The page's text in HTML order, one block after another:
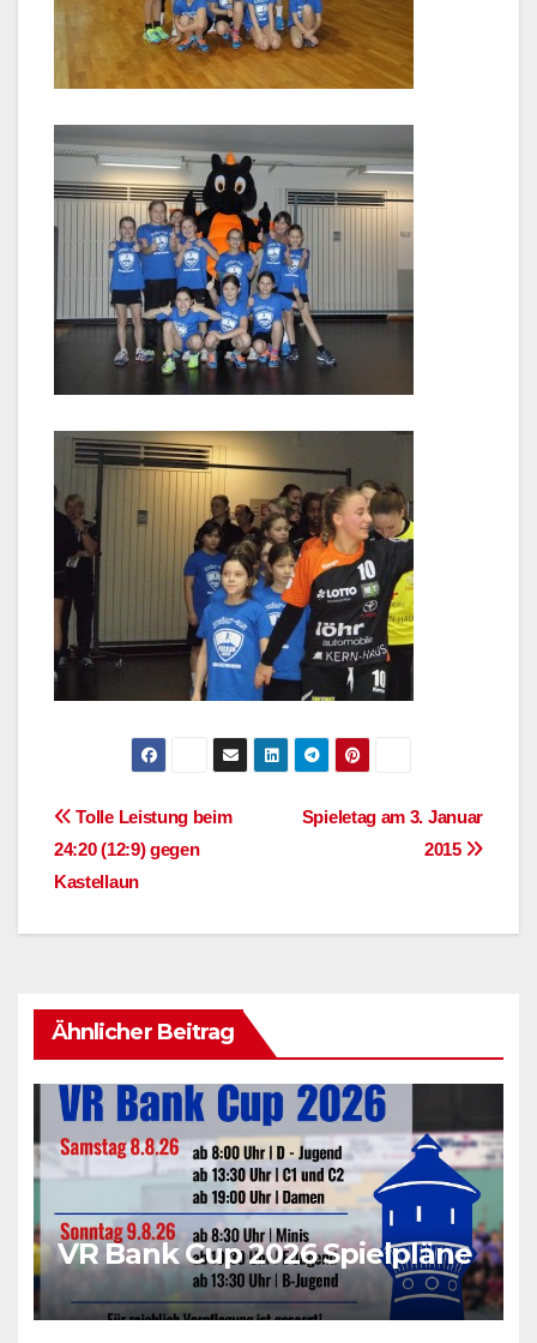
Beitragsnavigation
Spieletag am 3. Januar
2015
Tolle Leistung beim
24:20 (12:9) gegen
Kastellaun
Ähnlicher Beitrag
VR Bank Cup 2026 Spielpläne